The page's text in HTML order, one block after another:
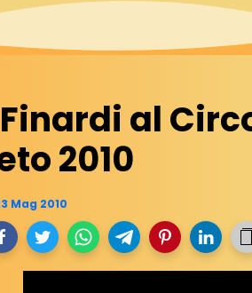
al
2010
Mag 2010